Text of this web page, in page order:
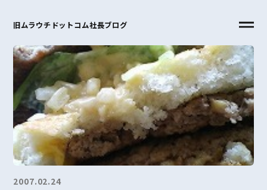
旧ムラウチドットコム社長ブログ
2007.02.24